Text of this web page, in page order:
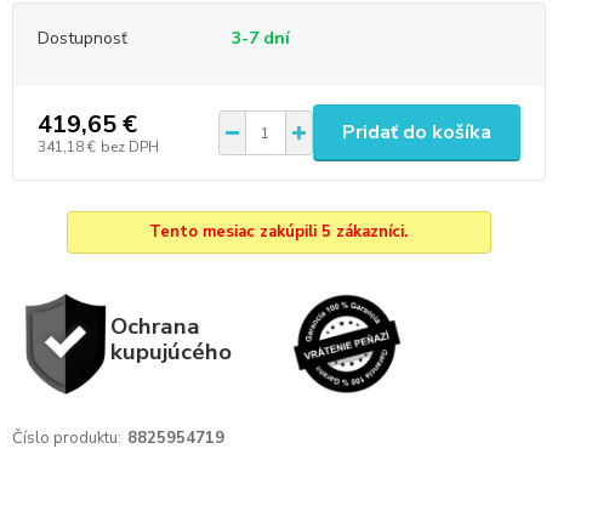
Dostupnosť 3-7 dní
419,65 €
341,18 € bez DPH
Pridať do košíka
Tento mesiac zakúpili 5 zákazníci.
Ochrana
kupujúcého
Číslo produktu: 8825954719